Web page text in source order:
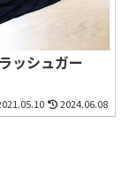
ッシュガー
2024.06.08